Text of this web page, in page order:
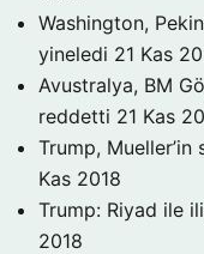
Washington,
yineledi 21 Kas
Avustralya, BM
reddetti 21 Kas
Trump, Mueller’in
Kas 2018
Trump: Riyad ile
2018